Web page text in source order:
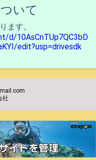
いて
ます。
d/10AsCnTUp7QC3bD
edit?usp=drivesdk
社